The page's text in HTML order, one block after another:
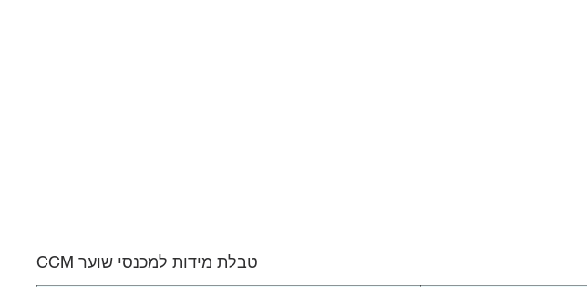
טבלת מידות למכנסי שוער CCM